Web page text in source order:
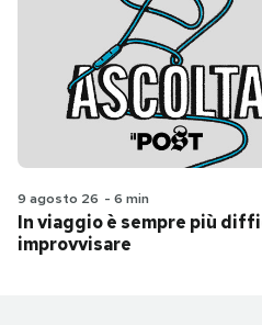
9 agosto 26 - 6 min
In viaggio è sempre più
improvvisare